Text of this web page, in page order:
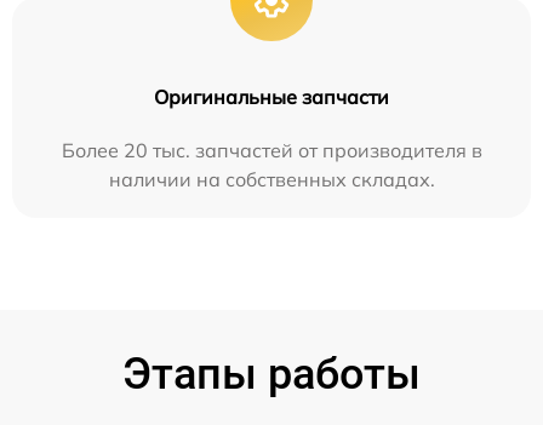
Оригинальные запчасти
Более 20 тыс. запчастей от производителя в
наличии на собственных складах.
Этапы работы